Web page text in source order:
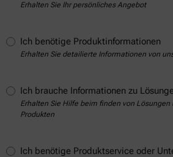
Erhalten Sie Ihr persönliches Angebot
Ich benötige Produktinformationen
Erhalten Sie detailierte Informationen von
Ich brauche Informationen zu
Erhalten Sie Hilfe beim finden von Lösungen
Produkten
Ich benötige Produktservice oder